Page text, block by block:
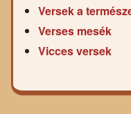
Versek a
Verses mesék
Vicces versek